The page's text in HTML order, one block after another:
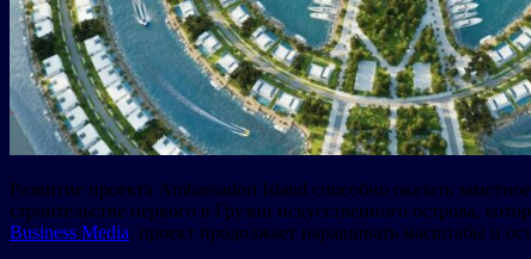
Развитие проекта Ambassadori Island способно оказать
строительстве первого в Грузии искусственного острова,
Business Media, проект продолжает наращивать масштабы и